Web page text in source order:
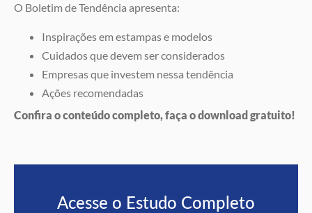
O Boletim de Tendência apresenta:
Inspirações em estampas e modelos
Cuidados que devem ser considerados
Empresas que investem nessa tendência
Ações recomendadas
Confira o conteúdo completo, faça o download gratuito!
Acesse o Estudo Completo